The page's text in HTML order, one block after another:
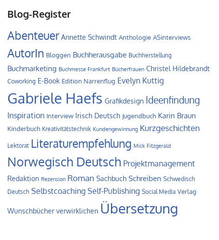
Blog-Register
Abenteuer Annette Schwindt Anthologie ASinterviews
AutorIn Bloggen Buchherausgabe Buchherstellung
Buchmarketing Buchmesse Frankfurt Bücherfrauen Christel Hildebrandt
Coworking E-Book Edition Narrenflug Evelyn Kuttig
Gabriele Haefs Grafikdesign Ideenfindung
Inspiration Interview Irisch Deutsch Jugendbuch Karin Braun
Kinderbuch Kreativitätstechnik Kundengewinnung Kurzgeschichten
Lektorat Literaturempfehlung Mick Fitzgerald
Norwegisch Deutsch Projektmanagement
Redaktion Rezension Roman Sachbuch Schreiben Schwedisch
Deutsch Selbstcoaching Self-Publishing Social Media Verlag
Wunschbücher verwirklichen Übersetzung